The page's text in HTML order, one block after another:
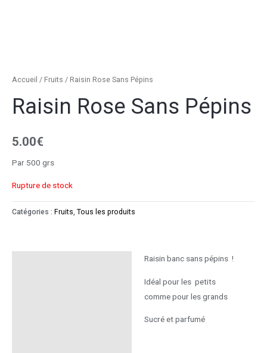
Accueil / Fruits / Raisin Rose Sans Pépins
Raisin Rose Sans Pépins
5.00€
Par 500 grs
Rupture de stock
Catégories : Fruits, Tous les produits
Raisin banc sans pépins !
Idéal pour les petits
comme pour les grands
Sucré et parfumé